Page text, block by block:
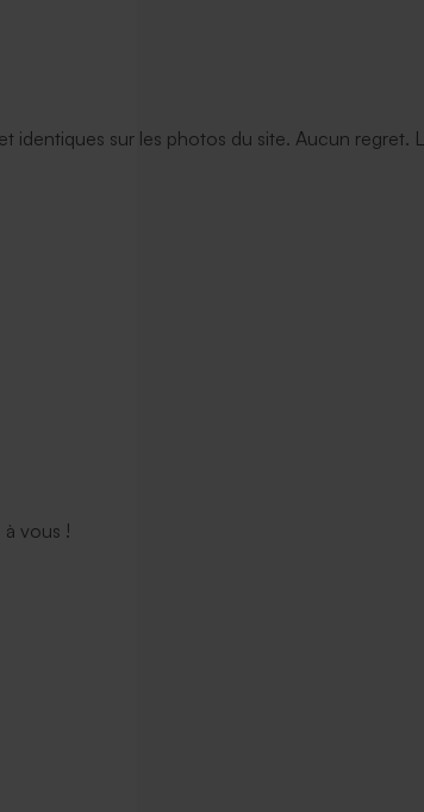
identiques sur les photos du site. Aucun
vous !